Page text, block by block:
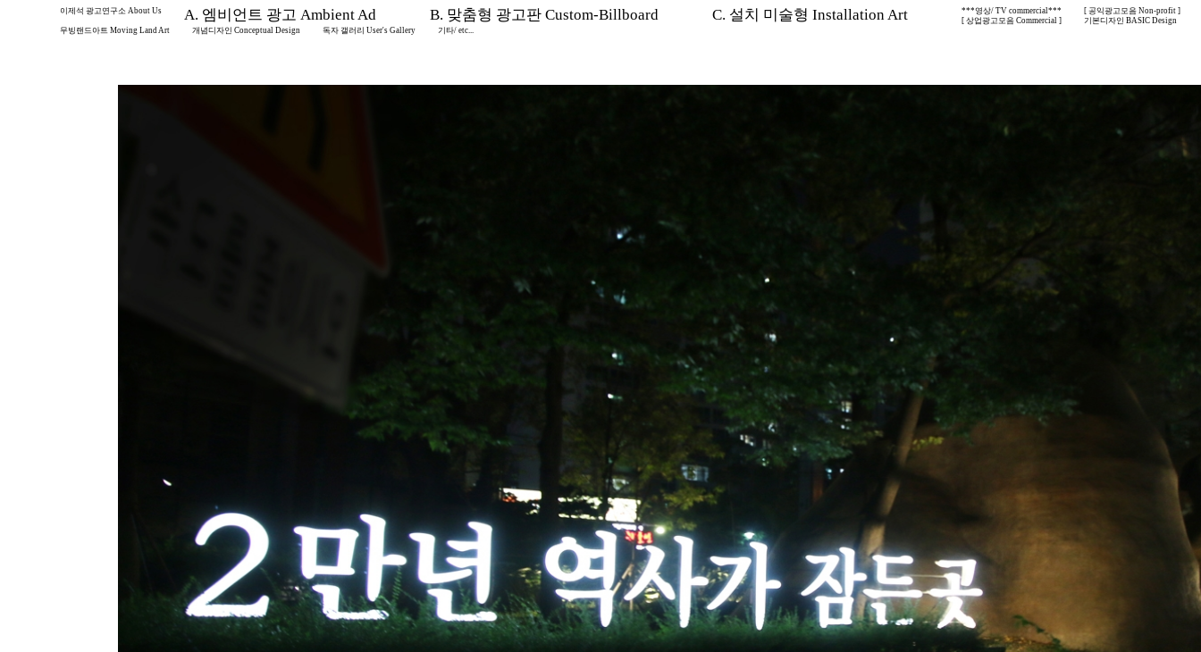
이제석 광고연구소 About Us A. 엠비언트 광고 Ambient Ad B. 맞춤형 광고판 Custom-Billboard C. 설치 미술형 Installation Art ***영상/ TV commercial***
[ 공익광고모음 Non-profit ]
[ 상업광고모음 Commercial ]
기본디자인 BASIC Design
무빙랜드아트 Moving Land Art
개념디자인 Conceptual Design 독자 갤러리 User's Gallery 기타/ etc...